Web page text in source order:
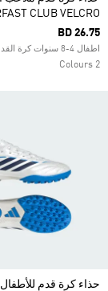
CLUB VELCRO
BD 26.75
اطفال 4-8 سنوات كرة القدم
2 Colours